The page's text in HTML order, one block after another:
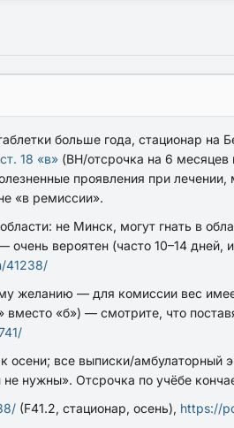
больше года, стационар
ст. 18 «в» (ВН/отсрочка на 6 месяцев
проявления при
«в ремиссии».
не Минск, могут гнать в
— очень вероятен (часто 10–14 дней,
41238/
желанию — для комиссии вес
вместо «б») — смотрите, что
осени; все выписки/амбулаторный
не нужны». Отсрочка по учёбе
(F41.2, стационар, осень), https://